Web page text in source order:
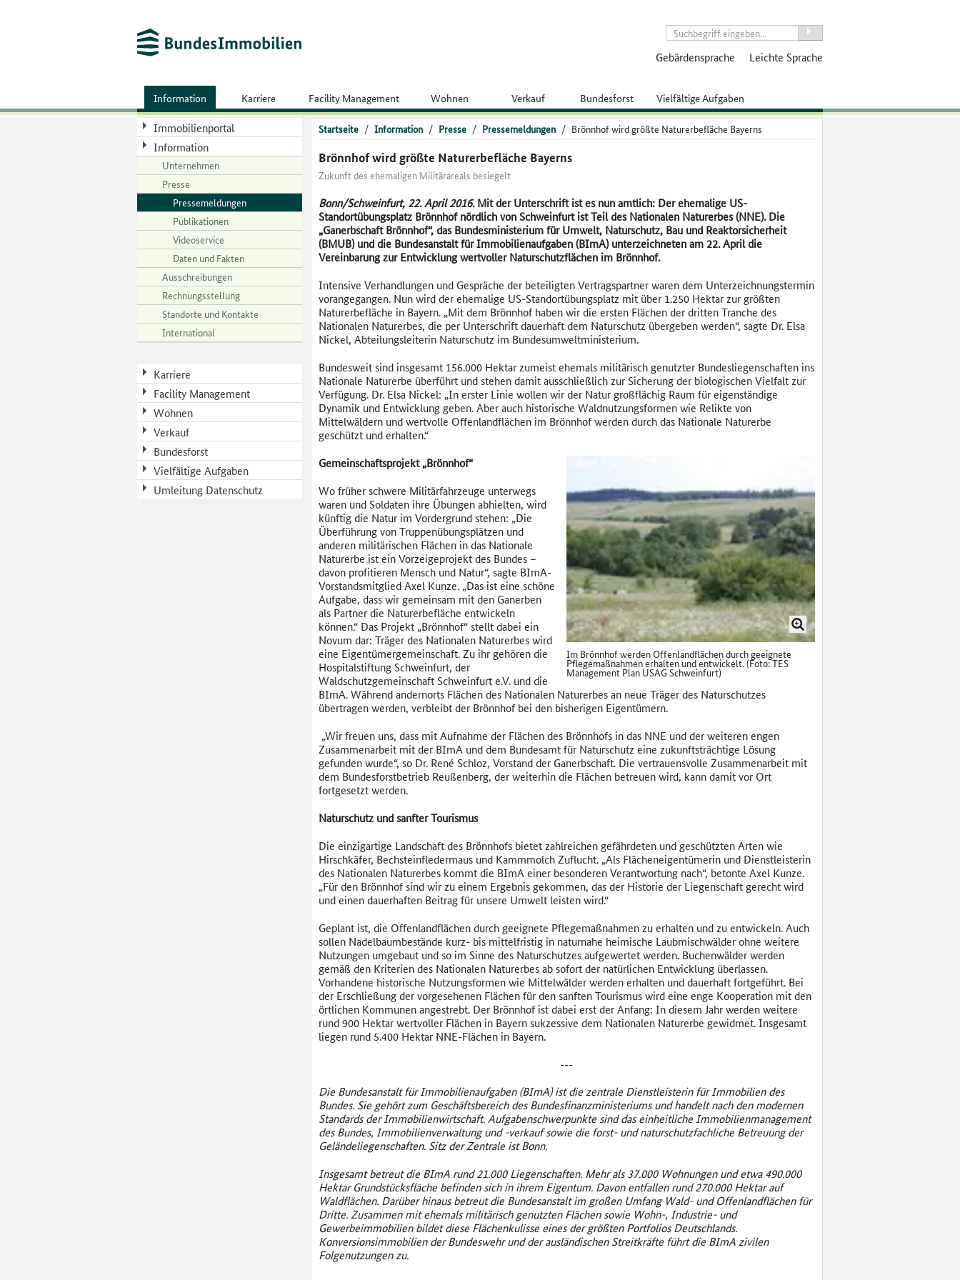
suchen
Gebärdensprache Leichte Sprache
Information Karriere Facility Management Wohnen Verkauf Bundesforst Vielfältige Aufgaben
Immobilienportal
Information
Unternehmen
Presse
Pressemeldungen
Publikationen
Videoservice
Daten und Fakten
Ausschreibungen
Rechnungsstellung
Standorte und Kontakte
International
Karriere
Facility Management
Wohnen
Verkauf
Bundesforst
Vielfältige Aufgaben
Umleitung Datenschutz
Startseite / Information / Presse / Pressemeldungen / Brönnhof wird größte Naturerbefläche Bayerns
Brönnhof wird größte Naturerbefläche Bayerns
Zukunft des ehemaligen Militärareals besiegelt
Bonn/Schweinfurt, 22. April 2016.Mit der Unterschrift ist es nun amtlich: Der ehemalige US-
Standortübungsplatz Brönnhof nördlich von Schweinfurt ist Teil des Nationalen Naturerbes (NNE). Die
„Ganerbschaft Brönnhof“, das Bundesministerium für Umwelt, Naturschutz, Bau und Reaktorsicherheit
(BMUB) und die Bundesanstalt für Immobilienaufgaben (BImA) unterzeichneten am 22. April die
Vereinbarung zur Entwicklung wertvoller Naturschutzflächen im Brönnhof.
Intensive Verhandlungen und Gespräche der beteiligten Vertragspartner waren dem Unterzeichnungstermin
vorangegangen. Nun wird der ehemalige US-Standortübungsplatz mit über 1.250 Hektar zur größten
Naturerbefläche in Bayern. „Mit dem Brönnhof haben wir die ersten Flächen der dritten Tranche des
Nationalen Naturerbes, die per Unterschrift dauerhaft dem Naturschutz übergeben werden“, sagte Dr. Elsa
Nickel, Abteilungsleiterin Naturschutz im Bundesumweltministerium.
Bundesweit sind insgesamt 156.000 Hektar zumeist ehemals militärisch genutzter Bundesliegenschaften ins
Nationale Naturerbe überführt und stehen damit ausschließlich zur Sicherung der biologischen Vielfalt zur
Verfügung. Dr. Elsa Nickel: „In erster Linie wollen wir der Natur großflächig Raum für eigenständige
Dynamik und Entwicklung geben. Aber auch historische Waldnutzungsformen wie Relikte von
Mittelwäldern und wertvolle Offenlandflächen im Brönnhof werden durch das Nationale Naturerbe
geschützt und erhalten.“
Im Brönnhof werden Offenlandflächen durch geeignete
Pflegemaßnahmen erhalten und entwickelt. (Foto: TES
Management Plan USAG Schweinfurt)
Gemeinschaftsprojekt „Brönnhof“
Wo früher schwere Militärfahrzeuge unterwegs
waren und Soldaten ihre Übungen abhielten, wird
künftig die Natur im Vordergrund stehen: „Die
Überführung von Truppenübungsplätzen und
anderen militärischen Flächen in das Nationale
Naturerbe ist ein Vorzeigeprojekt des Bundes –
davon profitieren Mensch und Natur“, sagte BImA-
Vorstandsmitglied Axel Kunze. „Das ist eine schöne
Aufgabe, dass wir gemeinsam mit den Ganerben
als Partner die Naturerbefläche entwickeln
können.“ Das Projekt „Brönnhof“ stellt dabei ein
Novum dar: Träger des Nationalen Naturerbes wird
eine Eigentümergemeinschaft. Zu ihr gehören die
Hospitalstiftung Schweinfurt, der
Waldschutzgemeinschaft Schweinfurt e.V. und die
BImA. Während andernorts Flächen des Nationalen Naturerbes an neue Träger des Naturschutzes
übertragen werden, verbleibt der Brönnhof bei den bisherigen Eigentümern.
„Wir freuen uns, dass mit Aufnahme der Flächen des Brönnhofs in das NNE und der weiteren engen
Zusammenarbeit mit der BImA und dem Bundesamt für Naturschutz eine zukunftsträchtige Lösung
gefunden wurde“, so Dr. René Schloz, Vorstand der Ganerbschaft. Die vertrauensvolle Zusammenarbeit mit
dem Bundesforstbetrieb Reußenberg, der weiterhin die Flächen betreuen wird, kann damit vor Ort
fortgesetzt werden.
Naturschutz und sanfter Tourismus
Die einzigartige Landschaft des Brönnhofs bietet zahlreichen gefährdeten und geschützten Arten wie
Hirschkäfer, Bechsteinfledermaus und Kammmolch Zuflucht. „Als Flächeneigentümerin und Dienstleisterin
des Nationalen Naturerbes kommt die BImA einer besonderen Verantwortung nach“, betonte Axel Kunze.
„Für den Brönnhof sind wir zu einem Ergebnis gekommen, das der Historie der Liegenschaft gerecht wird
und einen dauerhaften Beitrag für unsere Umwelt leisten wird.“
Geplant ist, die Offenlandflächen durch geeignete Pflegemaßnahmen zu erhalten und zu entwickeln. Auch
sollen Nadelbaumbestände kurz- bis mittelfristig in naturnahe heimische Laubmischwälder ohne weitere
Nutzungen umgebaut und so im Sinne des Naturschutzes aufgewertet werden. Buchenwälder werden
gemäß den Kriterien des Nationalen Naturerbes ab sofort der natürlichen Entwicklung überlassen.
Vorhandene historische Nutzungsformen wie Mittelwälder werden erhalten und dauerhaft fortgeführt. Bei
der Erschließung der vorgesehenen Flächen für den sanften Tourismus wird eine enge Kooperation mit den
örtlichen Kommunen angestrebt. Der Brönnhof ist dabei erst der Anfang: In diesem Jahr werden weitere
rund 900 Hektar wertvoller Flächen in Bayern sukzessive dem Nationalen Naturerbe gewidmet. Insgesamt
liegen rund 5.400 Hektar NNE-Flächen in Bayern.
---
Die Bundesanstalt für Immobilienaufgaben (BImA) ist die zentrale Dienstleisterin für Immobilien des
Bundes. Sie gehört zum Geschäftsbereich des Bundesfinanzministeriums und handelt nach den modernen
Standards der Immobilienwirtschaft. Aufgabenschwerpunkte sind das einheitliche Immobilienmanagement
des Bundes, Immobilienverwaltung und -verkauf sowie die forst- und naturschutzfachliche Betreuung der
Geländeliegenschaften. Sitz der Zentrale ist Bonn.
Insgesamt betreut die BImA rund 21.000 Liegenschaften. Mehr als 37.000 Wohnungen und etwa 490.000
Hektar Grundstücksfläche befinden sich in ihrem Eigentum. Davon entfallen rund 270.000 Hektar auf
Waldflächen. Darüber hinaus betreut die Bundesanstalt im großen Umfang Wald- und Offenlandflächen für
Dritte. Zusammen mit ehemals militärisch genutzten Flächen sowie Wohn-, Industrie- und
Gewerbeimmobilien bildet diese Flächenkulisse eines der größten Portfolios Deutschlands.
Konversionsimmobilien der Bundeswehr und der ausländischen Streitkräfte führt die BImA zivilen
Folgenutzungen zu.